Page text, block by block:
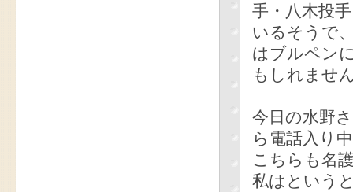
手・八木投
いるそうで
はブルペン
もしれませ
今日の水野
ら電話入り
こちらも名
私はという